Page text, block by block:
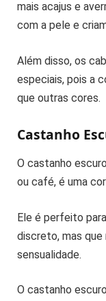
mais acajus e
com a pele e
Além disso, os
especiais, pois a
que outras cores.
Castanho
O castanho
ou café, é uma
Ele é perfeito
discreto, mas que
sensualidade.
O castanho